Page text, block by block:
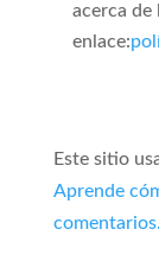
acerca de
enlace:
Este sitio
Aprende
comentarios.